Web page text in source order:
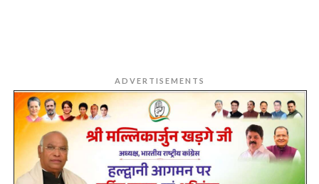
ADVERTISEMENTS